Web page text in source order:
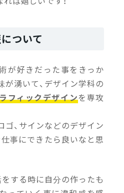
ついて
が好きだった事をきっか
湧いて、デザイン学科の
フィックデザインを専攻
、サインなどのデザイン
事にできたら良いなと思
をする時に自分の作ったも